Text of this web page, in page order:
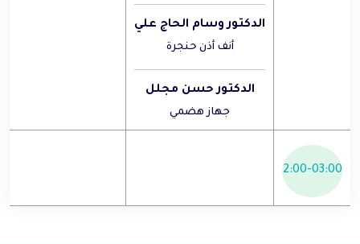
الدكتور وسام الحاج علي
أنف أذن حنجرة
الدكتور حسن مجلل
جهاز هضمي
2:00-03:00